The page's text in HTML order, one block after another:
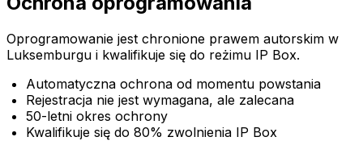
Oprogramowanie jest chronione prawem autorskim w
Luksemburgu i kwalifikuje się do reżimu IP Box.
Automatyczna ochrona od momentu powstania
Rejestracja nie jest wymagana, ale zalecana
50-letni okres ochrony
Kwalifikuje się do 80% zwolnienia IP Box